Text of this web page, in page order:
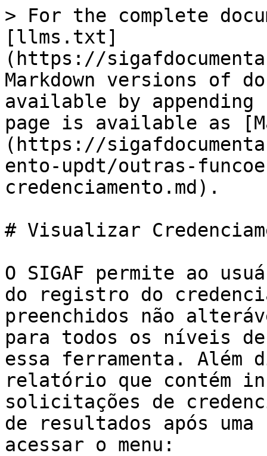
> For the complete
[llms.txt]
(https://
Markdown versions of
available by
page is available as
(https://
ento-updt/outras-
credenciamento.md).
# Visualizar
O SIGAF permite ao
do registro do
preenchidos não
para todos os níveis
essa ferramenta.
relatório que contém
solicitações de
de resultados após
acessar o menu: